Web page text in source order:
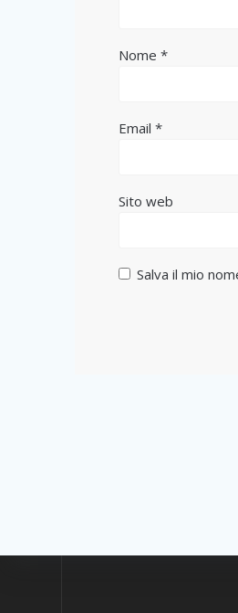
Nome*
Email*
Sito web
Salva il mio